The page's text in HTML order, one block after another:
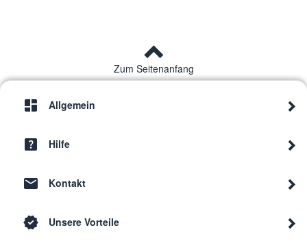
Zum Seitenanfang
Allgemein
Hilfe
Kontakt
Unsere Vorteile